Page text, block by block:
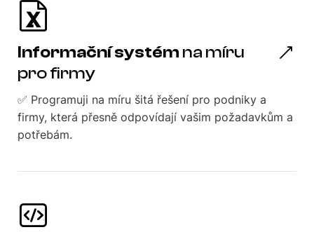
Informační systém na míru
pro firmy
✅ Programuji na míru šitá řešení pro podniky a
firmy, která přesně odpovídají vašim požadavkům a
potřebám.